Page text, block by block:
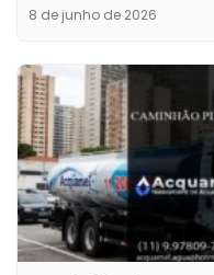
8 de junho de 2026